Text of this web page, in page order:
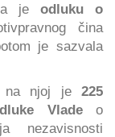
je odluku o
čina
je sazvala
na njoj je225
Vladeo
nezavisnosti